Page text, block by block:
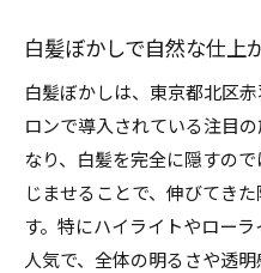
白髪ぼかしで自然な仕上
白髪ぼかしは、東京都北区
ロンで導入されている注目
なり、白髪を完全に隠すの
じませることで、伸びてき
す。特にハイライトやロー
人気で、全体の明るさや透